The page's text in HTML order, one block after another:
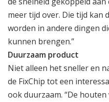
meer tijd over. Die tijd kan
worden in andere dingen
kunnen brengen.”
Duurzaam product
Niet alleen het sneller en
de FixChip tot een
ook duurzaam. “De